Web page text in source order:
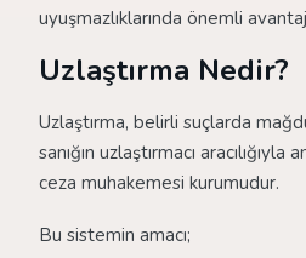
uyuşmazlıklarında önemli
Uzlaştırma Nedir?
Uzlaştırma, belirli suçlarda
sanığın uzlaştırmacı aracılığıyla
ceza muhakemesi kurumudur.
Bu sistemin amacı;